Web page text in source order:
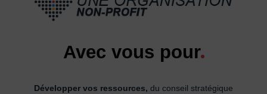
Avec vous pour
Développer vos ressources, du conseil stratégique